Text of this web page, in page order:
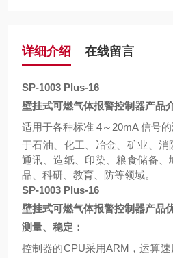
详细介绍 在线留言
SP-1003 Plus-16
壁挂式可燃气体报警控制器产品
适用于各种标准 4～ 20mA信号
于石油、化工、冶金、矿业、消
通讯、造纸、印染、粮食储备
品、科研、教育、防等领域。
SP-1003 Plus-16
壁挂式可燃气体报警控制器产品
测量、稳定：
控制器的CPU采用ARM ，运算